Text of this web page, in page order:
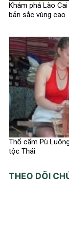
Khám phá Lào
bản sắc vùng cao
Thổ cẩm Pù
tộc Thái
THEO DÕI